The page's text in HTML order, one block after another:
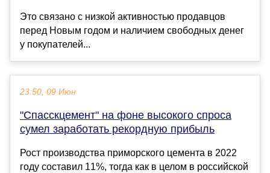
Это связано с низкой активностью продавцов
перед Новым годом и наличием свободных денег
у покупателей...
23:50, 09 Июн
"Спасскцемент" на фоне высокого спроса
сумел заработать рекордную прибыль
Рост производства приморского цемента в 2022
году составил 11%, тогда как в целом в российской